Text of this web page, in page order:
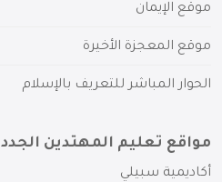
موقع الإيمان
موقع المعجزة الأخيرة
الحوار المباشر للتعريف بالإسلام
مواقع تعليم المهتدين الجدد
أكاديمية سبيلي